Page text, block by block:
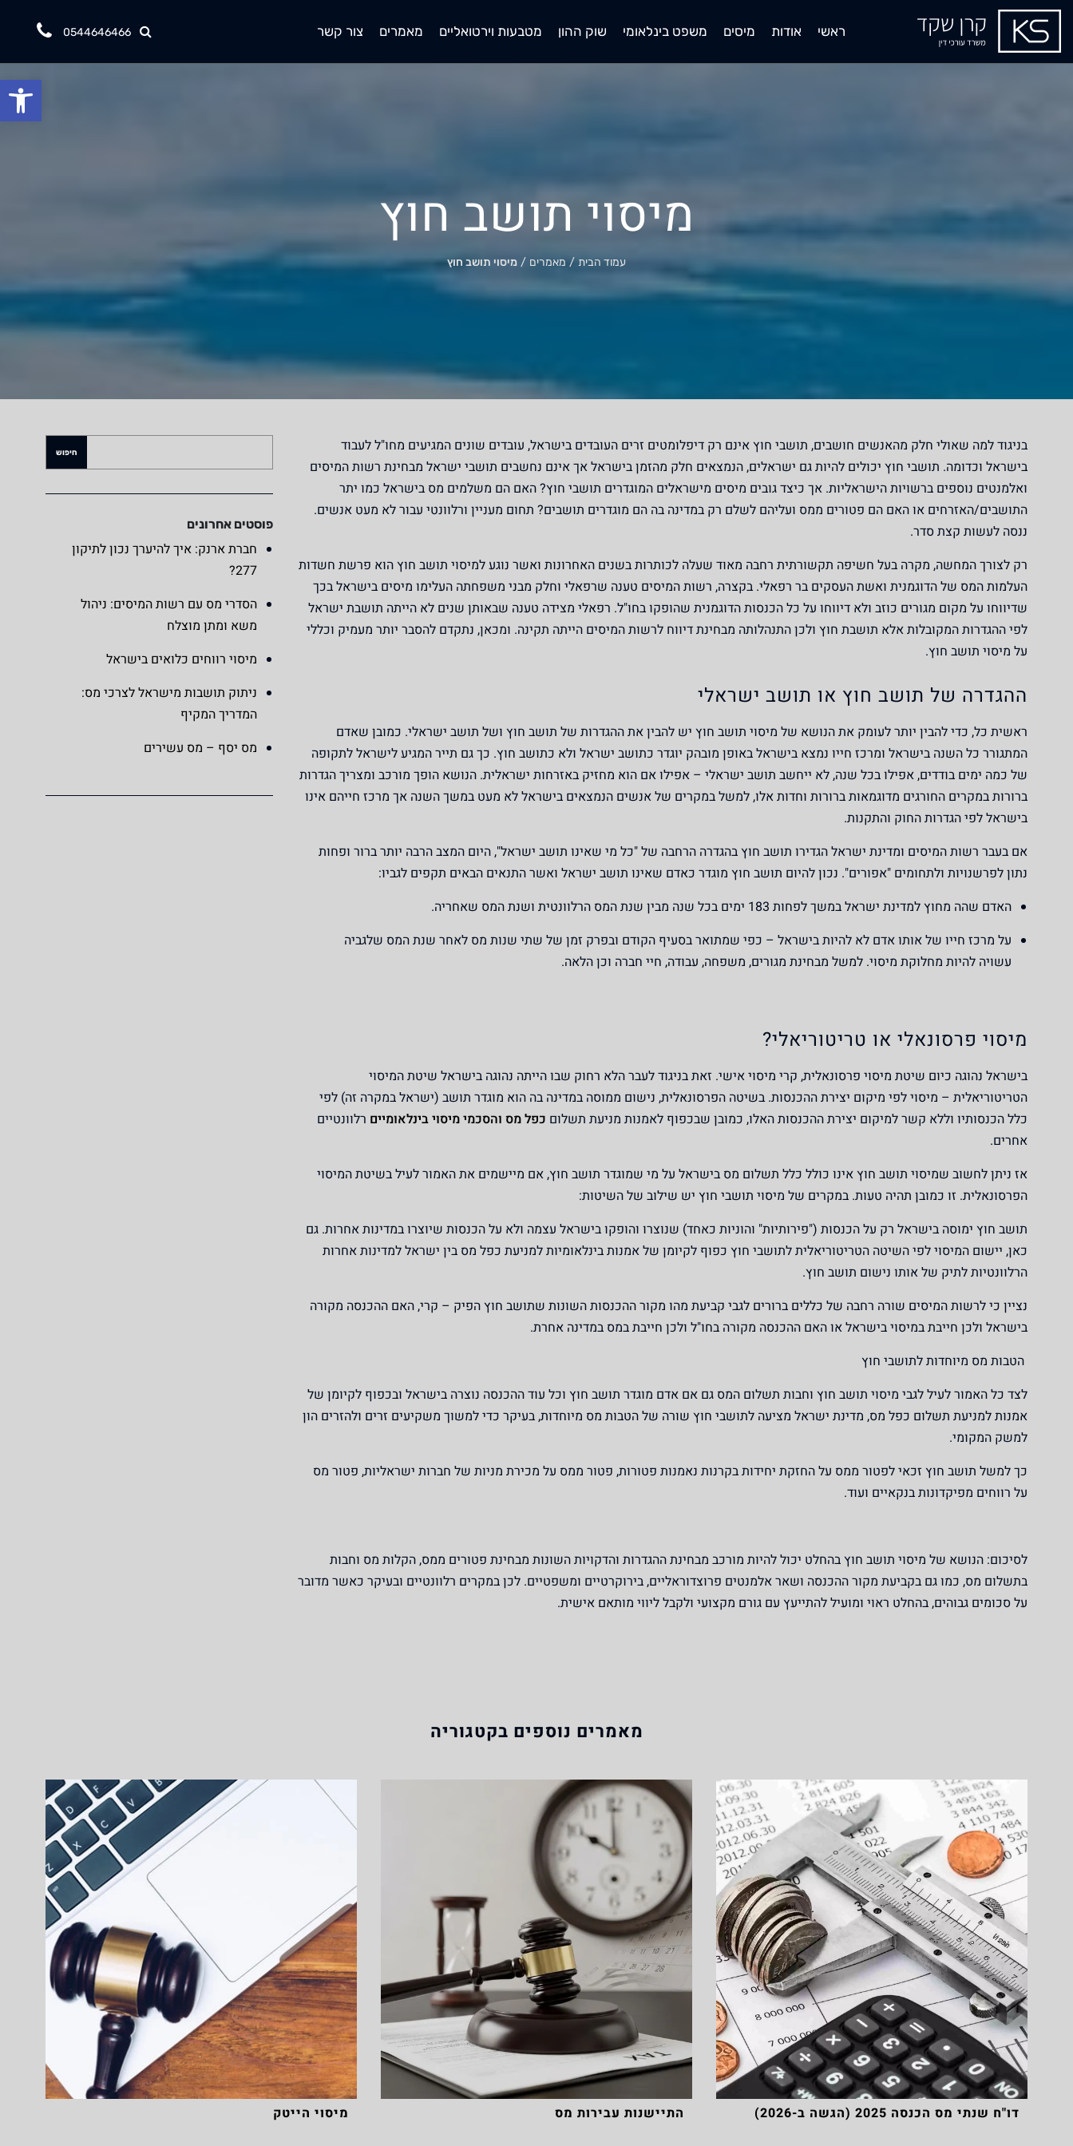
ראשי אודות מיסים משפט בינלאומי שוק ההון מטבעות וירטואליים מאמרים צור קשר 0544646466
מיסוי תושב חוץ
עמוד הבית / מאמרים / מיסוי תושב חוץ
בניגוד למה שאולי חלק מהאנשים חושבים, תושבי חוץ אינם רק דיפלומטים זרים העובדים בישראל, עובדים שונים המגיעים מחו"ל לעבוד
בישראל וכדומה. תושבי חוץ יכולים להיות גם ישראלים, הנמצאים חלק מהזמן בישראל אך אינם נחשבים תושבי ישראל מבחינת רשות המיסים
ואלמנטים נוספים ברשויות הישראליות. אך כיצד גובים מיסים מישראלים המוגדרים תושבי חוץ? האם הם משלמים מס בישראל כמו יתר
התושבים/האזרחים או האם הם פטורים ממס ועליהם לשלם רק במדינה בה הם מוגדרים תושבים? תחום מעניין ורלוונטי עבור לא מעט אנשים.
ננסה לעשות קצת סדר.
רק לצורך המחשה, מקרה בעל חשיפה תקשורתית רחבה מאוד שעלה לכותרות בשנים האחרונות ואשר נוגע למיסוי תושב חוץ הוא פרשת חשדות
העלמות המס של הדוגמנית ואשת העסקים בר רפאלי. בקצרה, רשות המיסים טענה שרפאלי וחלק מבני משפחתה העלימו מיסים בישראל בכך
שדיווחו על מקום מגורים כוזב ולא דיווחו על כל הכנסות הדוגמנית שהופקו בחו"ל. רפאלי מצידה טענה שבאותן שנים לא הייתה תושבת ישראל
לפי ההגדרות המקובלות אלא תושבת חוץ ולכן התנהלותה מבחינת דיווח לרשות המיסים הייתה תקינה. ומכאן, נתקדם להסבר יותר מעמיק וכללי
על מיסוי תושב חוץ.
ההגדרה של תושב חוץ או תושב ישראלי
ראשית כל, כדי להבין יותר לעומק את הנושא של מיסוי תושב חוץ יש להבין את ההגדרות של תושב חוץ ושל תושב ישראלי. כמובן שאדם
המתגורר כל השנה בישראל ומרכז חייו נמצא בישראל באופן מובהק יוגדר כתושב ישראל ולא כתושב חוץ. כך גם תייר המגיע לישראל לתקופה
של כמה ימים בודדים, אפילו בכל שנה,לא ייחשב תושב ישראלי – אפילו אם הוא מחזיק באזרחות ישראלית. הנושא הופך מורכב ומצריך הגדרות
ברורות במקרים החורגים מדוגמאות ברורות וחדות אלו, למשל במקרים של אנשים הנמצאים בישראל לא מעט במשך השנה אך מרכז חייהם אינו
בישראל לפי הגדרות החוק והתקנות.
אם בעבר רשות המיסים ומדינת ישראל הגדירו תושב חוץ בהגדרה הרחבה של "כל מי שאינו תושב ישראל", היום המצב הרבה יותר ברור ופחות
נתון לפרשנויות ולתחומים "אפורים". נכון להיום תושב חוץ מוגדר כאדם שאינו תושב ישראל ואשר התנאים הבאים תקפים לגביו:
האדם שהה מחוץלמדינת ישראל במשך לפחות 183 ימים בכל שנה מבין שנת המס הרלוונטית ושנת המס שאחריה.
על מרכז חייו של אותו אדם לא להיות בישראל – כפי שמתואר בסעיף הקודם ובפרק זמן של שתי שנות מס לאחר שנת המס שלגביה
עשויה להיות מחלוקת מיסוי. למשל מבחינת מגורים, משפחה, עבודה, חיי חברה וכן הלאה.
מיסוי פרסונאלי או טריטוריאלי?
בישראל נהוגה כיום שיטת מיסוי פרסונאלית, קרי מיסוי אישי. זאת בניגוד לעבר הלא רחוק שבו הייתה נהוגה בישראל שיטת המיסוי
הטריטוריאלית – מיסוי לפי מיקום יצירת ההכנסות. בשיטה הפרסונאלית, נישום ממוסה במדינה בה הוא מוגדר תושב (ישראל במקרה זה) לפי
כלל הכנסותיו וללא קשר למיקום יצירת ההכנסות האלו, כמובן שבכפוף לאמנות מניעת תשלום כפל מס והסכמי מיסוי בינלאומיים רלוונטיים
אחרים.
אז ניתן לחשוב שמיסוי תושב חוץ אינו כולל כלל תשלום מס בישראל על מי שמוגדר תושב חוץ, אם מיישמים את האמור לעיל בשיטת המיסוי
הפרסונאלית. זו כמובן תהיה טעות. במקרים של מיסוי תושבי חוץ יש שילוב של השיטות:
תושב חוץ ימוסה בישראל רק על הכנסות ("פירותיות" והוניות כאחד) שנוצרו והופקובישראל עצמה ולא על הכנסות שיוצרו במדינות אחרות. גם
כאן, יישום המיסוי לפי השיטה הטריטוריאלית לתושבי חוץ כפוף לקיומן של אמנות בינלאומיות למניעת כפל מס בין ישראל למדינות אחרות
הרלוונטיות לתיק של אותו נישום תושב חוץ.
נציין כי לרשות המיסים שורה רחבה של כללים ברורים לגבי קביעת מהו מקור ההכנסות השונות שתושב חוץ הפיק – קרי, האם ההכנסה מקורה
בישראל ולכן חייבת במיסוי בישראל או האם ההכנסה מקורה בחו"ל ולכן חייבת במס במדינה אחרת.
הטבות מס מיוחדות לתושבי חוץ
לצד כל האמור לעיל לגבי מיסוי תושב חוץ וחבות תשלום המס גם אם אדם מוגדר תושב חוץ וכל עוד ההכנסה נוצרה בישראל ובכפוף לקיומן של
אמנות למניעת תשלום כפל מס, מדינת ישראל מציעה לתושבי חוץ שורה של הטבות מס מיוחדות, בעיקר כדי למשוך משקיעים זרים ולהזרים הון
למשק המקומי.
כך למשל תושב חוץ זכאי לפטור ממס על החזקת יחידות בקרנות נאמנות פטורות, פטור ממס על מכירת מניות של חברות ישראליות, פטור מס
על רווחים מפיקדונות בנקאיים ועוד.
לסיכום: הנושא של מיסוי תושב חוץ בהחלט יכול להיות מורכב מבחינת ההגדרות והדקויות השונות מבחינת פטורים ממס, הקלות מס וחבות
בתשלום מס, כמו גם בקביעת מקור ההכנסה ושאר אלמנטים פרוצדוראליים, בירוקרטיים ומשפטיים. לכן במקרים רלוונטיים ובעיקר כאשר מדובר
על סכומים גבוהים, בהחלט ראוי ומועיל להתייעץ עם גורם מקצועי ולקבל ליווי מותאם אישית.
פוסטים אחרונים
חברת ארנק: איך להיערך נכון לתיקון
277?
הסדרי מס עם רשות המיסים: ניהול
משא ומתן מוצלח
מיסוי רווחים כלואים בישראל
ניתוק תושבות מישראל לצרכי מס:
המדריך המקיף
מס יסף – מס עשירים
מאמרים נוספים בקטגוריה
דו"ח שנתי מס הכנסה 2025 (הגשה ב-2026) התיישנות עבירות מס מיסוי הייטק